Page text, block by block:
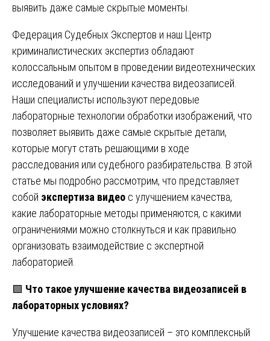
выявить даже самые скрытые моменты.
Федерация Судебных Экспертов и наш Центр
криминалистических экспертиз обладают
колоссальным опытом в проведении видеотехнических
исследований и улучшении качества видеозаписей.
Наши специалисты используют передовые
лабораторные технологии обработки изображений, что
позволяет выявить даже самые скрытые детали,
которые могут стать решающими в ходе
расследования или судебного разбирательства. В этой
статье мы подробно рассмотрим, что представляет
собой экспертиза видео с улучшением качества,
какие лабораторные методы применяются, с какими
ограничениями можно столкнуться и как правильно
организовать взаимодействие с экспертной
лабораторией.
🟩 Что такое улучшение качества видеозаписей в
лабораторных условиях?
Улучшение качества видеозаписей – это комплексный